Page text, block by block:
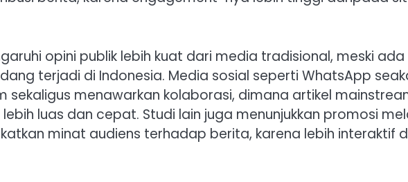
opini publik lebih kuat dari media tradisional, meski ada
terjadi di Indonesia. Media sosial seperti WhatsApp
menawarkan kolaborasi, dimana artikel
luas dan cepat. Studi lain juga menunjukkan promosi
minat audiens terhadap berita, karena lebih interaktif